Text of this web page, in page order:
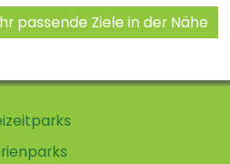
passende Ziele in der Nähe